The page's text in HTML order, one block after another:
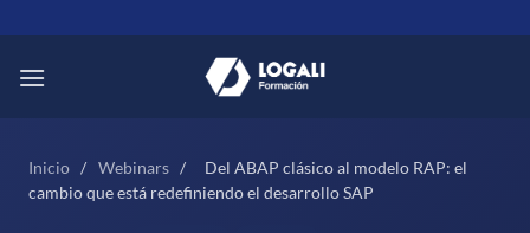
al
contenido
Inicio / Webinars /
Del ABAP clásico al modelo RAP: el
cambio que está redefiniendo el desarrollo SAP